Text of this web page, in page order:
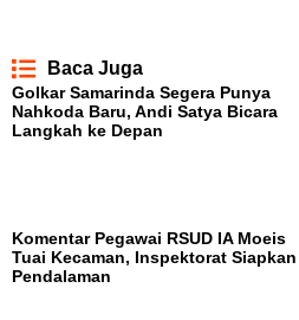
Baca Juga
Golkar Samarinda Segera Punya
Nahkoda Baru, Andi Satya Bicara
Langkah ke Depan
Komentar Pegawai RSUD IA Moeis
Tuai Kecaman, Inspektorat Siapkan
Pendalaman